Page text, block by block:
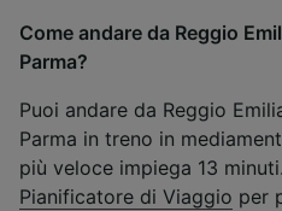
Come andare da Reggio
Parma?
Puoi andare da Reggio
Parma in treno in
più veloce impiega 13
Pianificatore di Viaggio per